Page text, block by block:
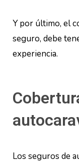
Y por último, el
seguro, debe
experiencia.
Los seguros de